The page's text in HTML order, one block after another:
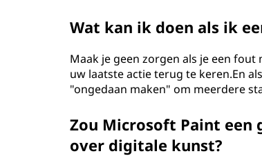
Wat kan ik doen als ik
Maak je geen zorgen als je een
uw laatste actie terug te keren.En
"ongedaan maken" om meerdere
Zou Microsoft Paint een
over digitale kunst?